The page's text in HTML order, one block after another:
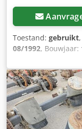
Toestand: gebruikt
08/1992, Bouwjaar:
Chodpfx Akezrr T
op voorraad.
vinden wat u zoekt.